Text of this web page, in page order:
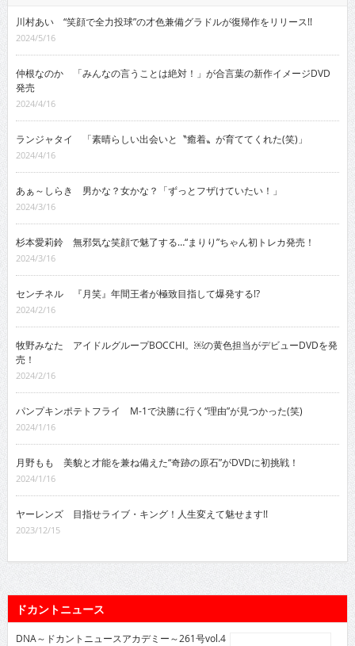
川村あい “笑顔で全力投球”の才色兼備グラドルが復帰作をリリース!!
2024/5/16
仲根なのか 「みんなの言うことは絶対！」が合言葉の新作イメージDVD
発売
2024/4/16
ランジャタイ 「素晴らしい出会いと〝癒着〟が育ててくれた(笑)」
2024/4/16
あぁ～しらき 男かな？女かな？「ずっとフザけていたい！」
2024/3/16
杉本愛莉鈴 無邪気な笑顔で魅了する…“まりり”ちゃん初トレカ発売！
2024/3/16
センチネル 『月笑』年間王者が極致目指して爆発する!?
2024/2/16
牧野みなた アイドルグループBOCCHI。￼の黄色担当がデビューDVDを発
売！
2024/2/16
パンプキンポテトフライ M-1で決勝に行く“理由”が見つかった(笑)
2024/1/16
月野もも 美貌と才能を兼ね備えた“奇跡の原石”がDVDに初挑戦！
2024/1/16
ヤーレンズ 目指せライブ・キング！人生変えて魅せます!!
2023/12/15
ドカントニュース
DNA～ドカントニュースアカデミー～261号vol.4